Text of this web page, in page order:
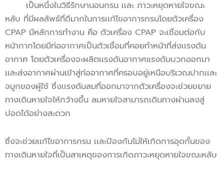
เป็นหนึ่งในวิธีรักษานอนกรน เเละ ภาวะหยุดหายใจขณะ
หลับ ที่มีผลลัพธ์ที่ดีมากในการเเก้ไขอาการกรนโดยตัวเครื่อง
CPAP มีหลักการทำงาน คือ ตัวเครื่อง CPAP จะเชื่อมต่อกับ
หน้ากากโดยมีท่ออากาศเป็นตัวเชื่อมที่คอยทำหน้าที่ส่งเเรงดัน
อากาศ โดยตัวเครื่องจะผลิตเเรงดันอากาศแรงดันบวกออกมา
เเละส่งอากาศผ่านเข้าสู่ท่ออากาศที่ครอบอยู่เหนือบริเวณปากเเละ
จมูกของผู้ใช้ ซึ่งเเรงดันลมที่ออกมาจากตัวเครื่องจะช่วยขยาย
ทางเดินหายใจให้กว้างขึ้น ลมหายใจสามารถเดินทางผ่านลงสู่
ปอดได้อย่างสะดวก
ซึ่งจะช่วยเเก้ไขอาการกรน เเละป้องกันไม่ให้เกิดการอุดกั้นของ
ทางเดินหายใจที่เป็นสาเหตุของการเกิดภาวะหยุดหายใจขณะหลับ